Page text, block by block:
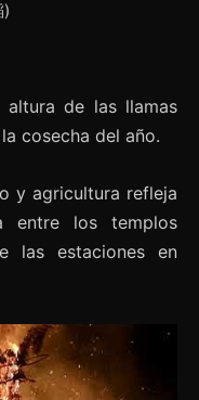
de las llamas
cosecha del año.
y agricultura refleja
entre los templos
las estaciones en